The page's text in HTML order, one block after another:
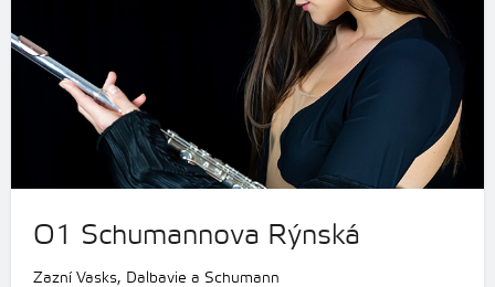
O1 Schumannova Rýnská
Zazní Vasks, Dalbavie a Schumann